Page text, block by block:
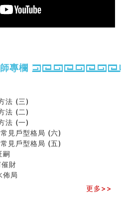
禁忌有哪些？搬家禁忌要注
是女
平命造 (名人八字淺析八）
二)
法 (二)
怎麼看？風水禁忌有哪些？有
專欄
法 (三)
法 (二)
法 (一)
見戶型格局 (六)
見戶型格局 (五)
嗣
財
佈局
更多>>